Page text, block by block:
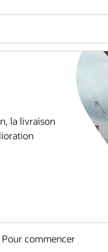
la livraison
Pour commencer